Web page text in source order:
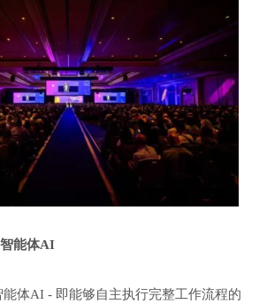
能体AI
体AI - 即能够自主执行完整工作流程的